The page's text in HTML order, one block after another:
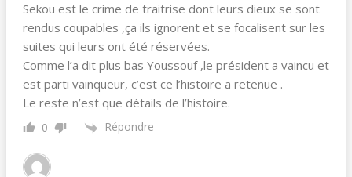
Sekou est le crime de traitrise dont leurs dieux se sont
rendus coupables ,ça ils ignorent et se focalisent sur les
suites qui leurs ont été réservées.
Comme l’a dit plus bas Youssouf ,le président a vaincu et
est parti vainqueur, c’est ce l’histoire a retenue .
Le reste n’est que détails de l’histoire.
0 Répondre